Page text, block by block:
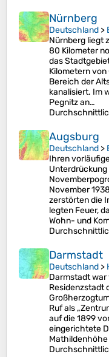
Nürnberg
Deutschland >
Nürnberg liegt
80 Kilometer
das
Kilometern
Bereich der
kanalisiert. Im
Pegnitz an…
Augsburg
Deutschland >
Ihren
November
zerstörten die
legten Feuer,
Wohn- und
Darmstadt
Deutschland >
Darmstadt war
Residenzstadt
Ruf als
auf die 1899
eingerichtete